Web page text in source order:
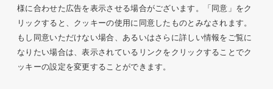
様に合わせた広告を表示させる場合がございます。「同意」をク
リックすると、クッキーの使用に同意したものとみなされます。
もし同意いただけない場合、あるいはさらに詳しい情報をご覧に
なりたい場合は、表示されているリンクをクリックすることでク
ッキーの設定を変更することができます。